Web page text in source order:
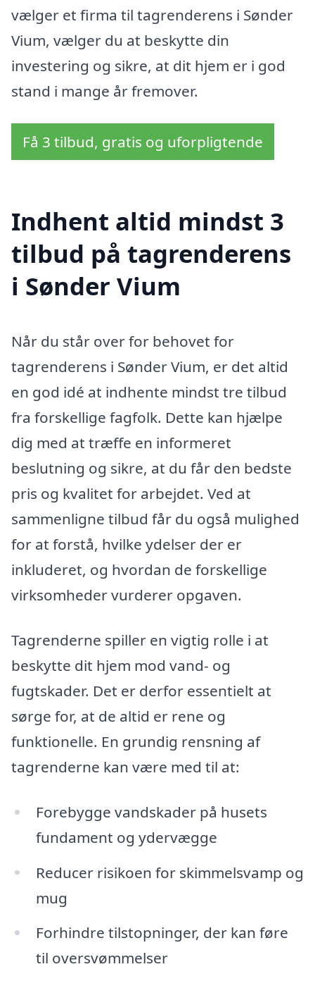
vælger et firma til tagrenderens i Sønder
Vium, vælger du at beskytte din
investering og sikre, at dit hjem er i god
stand i mange år fremover.
Få 3 tilbud, gratis og uforpligtende
Indhent altid mindst 3
tilbud på tagrenderens
i Sønder Vium
Når du står over for behovet for
tagrenderens i Sønder Vium, er det altid
en god idé at indhente mindst tre tilbud
fra forskellige fagfolk. Dette kan hjælpe
dig med at træffe en informeret
beslutning og sikre, at du får den bedste
pris og kvalitet for arbejdet. Ved at
sammenligne tilbud får du også mulighed
for at forstå, hvilke ydelser der er
inkluderet, og hvordan de forskellige
virksomheder vurderer opgaven.
Tagrenderne spiller en vigtig rolle i at
beskytte dit hjem mod vand- og
fugtskader. Det er derfor essentielt at
sørge for, at de altid er rene og
funktionelle. En grundig rensning af
tagrenderne kan være med til at:
Forebygge vandskader på husets
fundament og ydervægge
Reducer risikoen for skimmelsvamp og
mug
Forhindre tilstopninger, der kan føre
til oversvømmelser